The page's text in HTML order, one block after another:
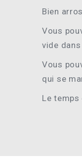
Bien
Vous
vide
Vous
qui se
Le